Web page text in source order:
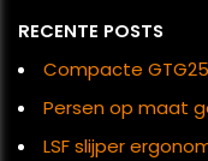
RECENTE POSTS
Compacte
Persen op maat
LSF slijper